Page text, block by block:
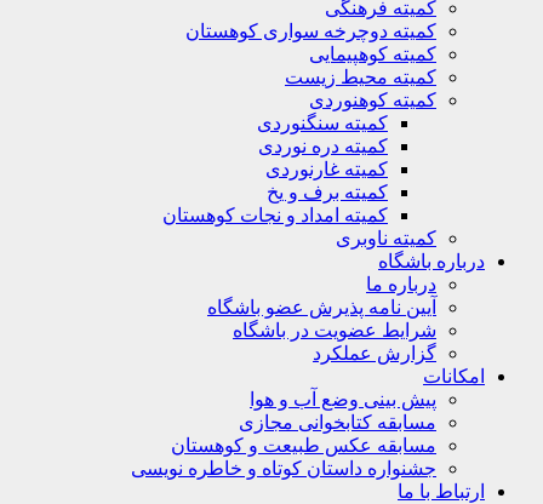
کمیته فرهنگی
کمیته دوچرخه سواری کوهستان
کمیته کوهپیمایی
کمیته محیط زیست
کمیته کوهنوردی
کمیته سنگنوردی
کمیته دره نوردی
کمیته غارنوردی
کمیته برف و یخ
کمیته امداد و نجات کوهستان
کمیته ناوبری
باشگاه
درباره ما
آیین نامه پذیرش عضو باشگاه
شرایط عضویت در باشگاه
گزارش عملکرد
پیش بینی وضع آب و هوا
مسابقه کتابخوانی مجازی
مسابقه عکس طبیعت و کوهستان
جشنواره داستان کوتاه و خاطره نویسی
با ما